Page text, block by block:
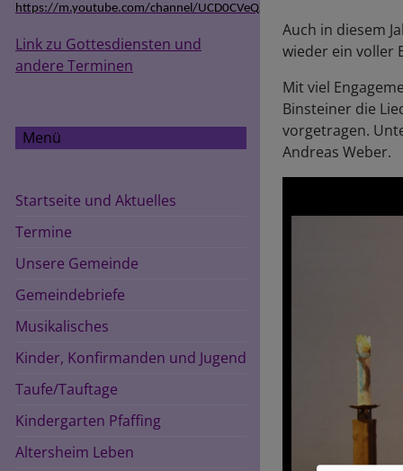
https://m.youtube.com/channel/UCD0CVeQZSg9hODT9EIzv24Q
Link zu Gottesdiensten und
andere Terminen
Menü
Startseite und Aktuelles
Termine
Unsere Gemeinde
Gemeindebriefe
Musikalisches
Kinder, Konfirmanden und Jugend
Taufe/Tauftage
Kindergarten Pfaffing
Altersheim Leben
Auch in diesem
wieder ein voller
Mit viel
Binsteiner die
vorgetragen.
Andreas Weber.